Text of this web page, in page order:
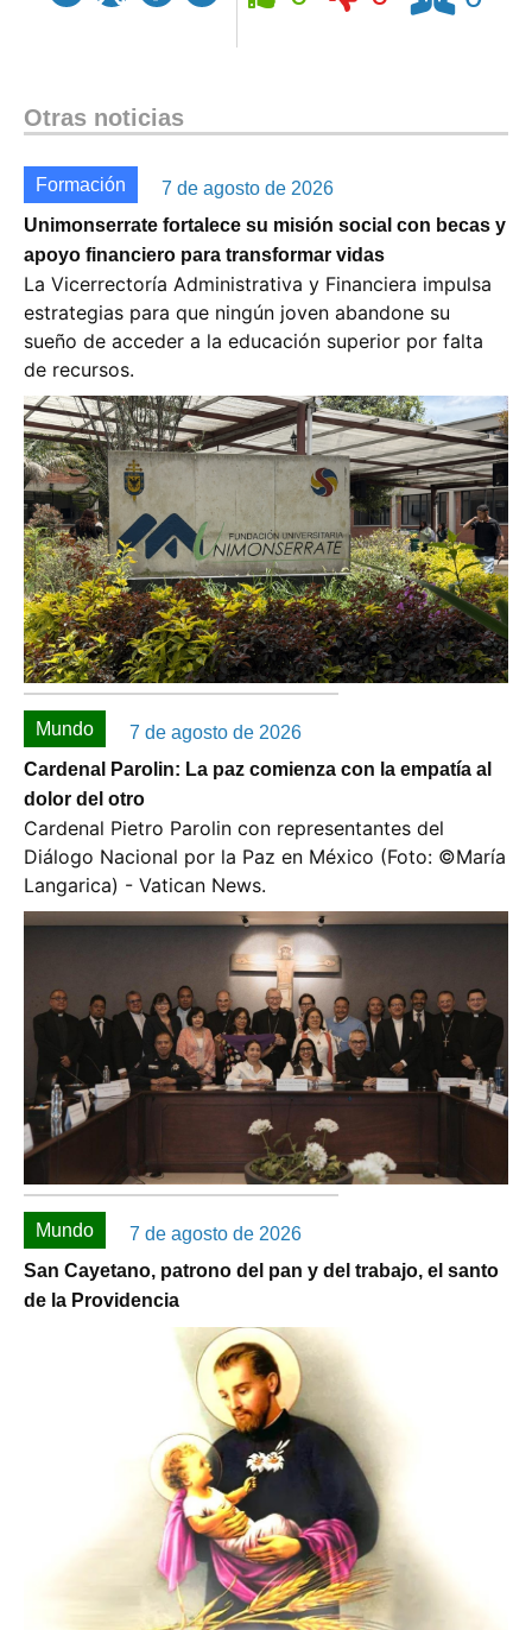
Otras noticias
Formación
7 de agosto de 2026
Unimonserrate fortalece su misión social con becas y
apoyo financiero para transformar vidas
La Vicerrectoría Administrativa y Financiera impulsa
estrategias para que ningún joven abandone su
sueño de acceder a la educación superior por falta
de recursos.
Mundo
7 de agosto de 2026
Cardenal Parolin: La paz comienza con la empatía al
dolor del otro
Cardenal Pietro Parolin con representantes del
Diálogo Nacional por la Paz en México (Foto: ©️María
Langarica) - Vatican News.
Mundo
7 de agosto de 2026
San Cayetano, patrono del pan y del trabajo, el santo
de la Providencia